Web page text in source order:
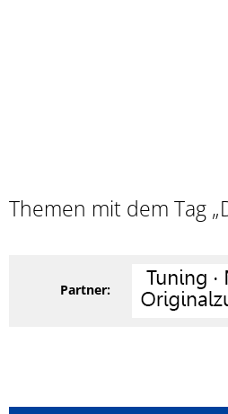
Themen mit dem Tag
Partner: